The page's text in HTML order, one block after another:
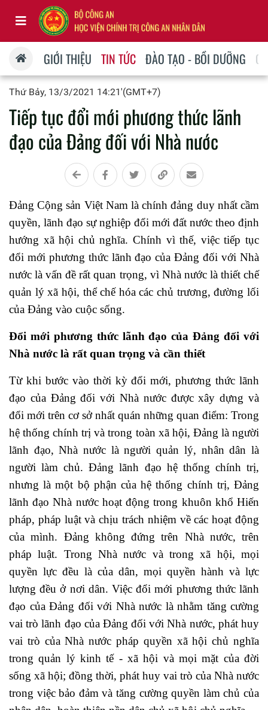
GIỚI THIỆU TIN TỨC ĐÀO TẠO - BỒI DƯỠNG
Thứ Bảy, 13/3/2021 14:21'(GMT+7)
Tiếp tục đổi mới phương thức lãnh
đạo của Đảng đối với Nhà nước
Đảng Cộng sản Việt Nam là chính đảng duy nhất cầm
quyền, lãnh đạo sự nghiệp đổi mới đất nước theo định
hướng xã hội chủ nghĩa. Chính vì thế, việc tiếp tục
đổi mới phương thức lãnh đạo của Đảng đối với Nhà
nước là vấn đề rất quan trọng, vì Nhà nước là thiết chế
quản lý xã hội, thể chế hóa các chủ trương, đường lối
của Đảng vào cuộc sống.
Đổi mới phương thức lãnh đạo của Đảng đối với
Nhà nước là rất quan trọng và cần thiết
Từ khi bước vào thời kỳ đổi mới, phương thức lãnh
đạo của Đảng đối với Nhà nước được xây dựng và
đổi mới trên cơ sở nhất quán những quan điểm: Trong
hệ thống chính trị và trong toàn xã hội, Đảng là người
lãnh đạo, Nhà nước là người quản lý, nhân dân là
người làm chủ. Đảng lãnh đạo hệ thống chính trị,
nhưng là một bộ phận của hệ thống chính trị, Đảng
lãnh đạo Nhà nước hoạt động trong khuôn khổ Hiến
pháp, pháp luật và chịu trách nhiệm về các hoạt động
của mình. Đảng không đứng trên Nhà nước, trên
pháp luật. Trong Nhà nước và trong xã hội, mọi
quyền lực đều là của dân, mọi quyền hành và lực
lượng đều ở nơi dân. Việc đổi mới phương thức lãnh
đạo của Đảng đối với Nhà nước là nhằm tăng cường
vai trò lãnh đạo của Đảng đối với Nhà nước, phát huy
vai trò của Nhà nước pháp quyền xã hội chủ nghĩa
trong quản lý kinh tế - xã hội và mọi mặt của đời
sống xã hội; đồng thời, phát huy vai trò của Nhà nước
trong việc bảo đảm và tăng cường quyền làm chủ của